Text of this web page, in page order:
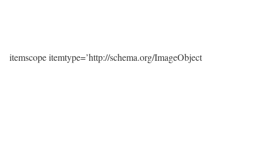
itemscope itemtype=’http://schema.org/ImageObject